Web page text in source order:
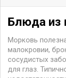
Блюда из
Морковь
малокровии,
сосудистых
для глаз.